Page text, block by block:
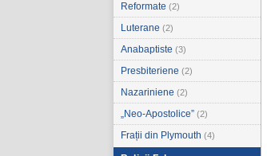
Reformate (2)
Luterane (2)
Anabaptiste (3)
Presbiteriene (2)
Nazariniene (2)
„Neo-Apostolice” (2)
Frații din Plymouth (4)